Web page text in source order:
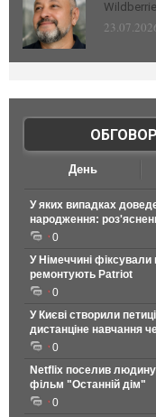
День
У яких випадках
народження:
0
У Німеччині фіксували
ремонтують Patriot
0
У Києві створили
дистанціне навчання
0
Netflix поселив людину
фільм "Останній дім"
0